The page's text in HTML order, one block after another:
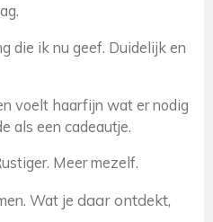
die ik nu geef. Duidelijk en
voelt haarfijn wat er nodig
als een cadeautje.
Meer mezelf.
Wat je daar ontdekt,